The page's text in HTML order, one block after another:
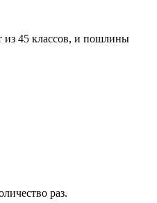
из 45 классов, и пошлины
раз.